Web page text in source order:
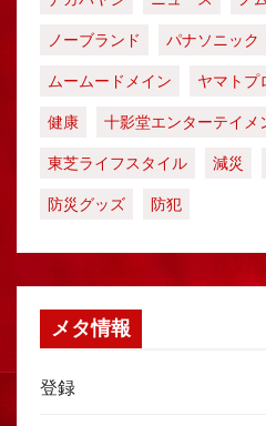
ノーブランド
パナソニック
ムームードメイン
ヤマトプ
健康
十影堂エンターテイメ
東芝ライフスタイル
減災
防災グッズ
防犯
メタ情報
登録